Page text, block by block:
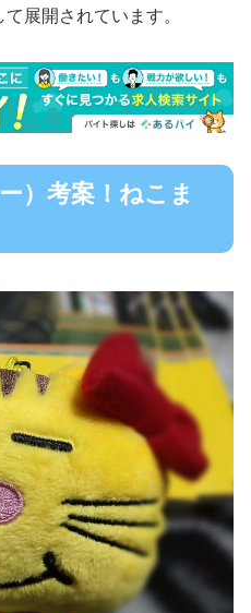
展開されています。
）考案！ねこま